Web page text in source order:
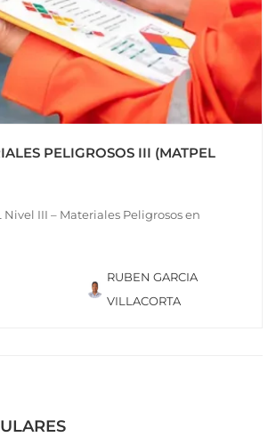
PELIGROSOS III (MATPEL
Nivel III – Materiales Peligrosos en
RUBEN GARCIA
VILLACORTA